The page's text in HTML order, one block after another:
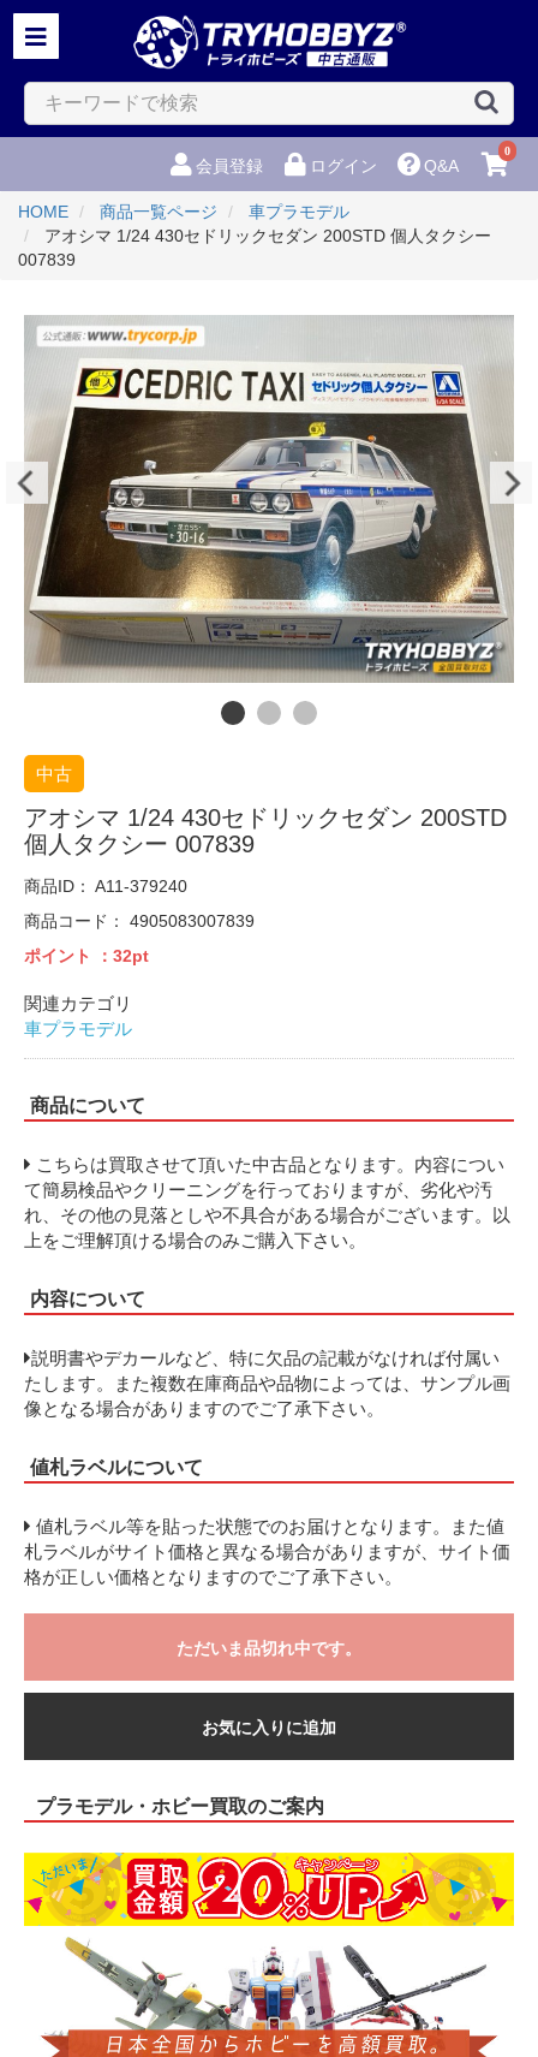
会員登録 ログイン Q&A
0
HOME 商品一覧ページ
車プラモデル
アオシマ 1/24 430セドリックセダン 200STD 個人タクシー
007839
中古
アオシマ 1/24 430セドリックセダン 200STD
個人タクシー 007839
商品ID： A11-379240
商品コード： 4905083007839
ポイント
：32pt
関連カテゴリ
車プラモデル
商品について
こちらは買取させて頂いた中古品となります。内容につい
て簡易検品やクリーニングを行っておりますが、劣化や汚
れ、その他の見落としや不具合がある場合がございます。以
上をご理解頂ける場合のみご購入下さい。
内容について
説明書やデカールなど、特に欠品の記載がなければ付属い
たします。また複数在庫商品や品物によっては、サンプル画
像となる場合がありますのでご了承下さい。
値札ラベルについて
値札ラベル等を貼った状態でのお届けとなります。また値
札ラベルがサイト価格と異なる場合がありますが、サイト価
格が正しい価格となりますのでご了承下さい。
ただいま品切れ中です。
お気に入りに追加
プラモデル・ホビー買取のご案内